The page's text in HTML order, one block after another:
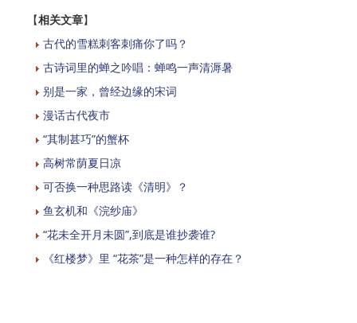
【相关文章】
古代的雪糕刺客刺痛你了吗？
古诗词里的蝉之吟唱：蝉鸣一声清溽暑
别是一家，曾经边缘的宋词
漫话古代夜市
“其制甚巧”的蟹杯
高树常荫夏日凉
可否换一种思路读《清明》？
鱼玄机和《浣纱庙》
“花未全开月未圆”,到底是谁抄袭谁?
《红楼梦》里 “花茶”是一种怎样的存在？